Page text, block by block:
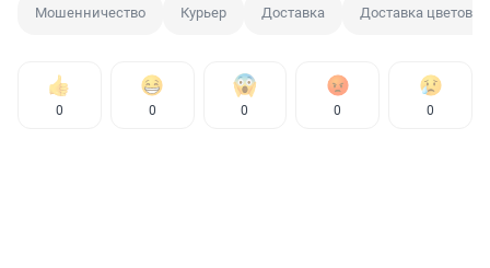
Мошенничество Курьер Доставка Доставка цветов
0 0 0 0 0